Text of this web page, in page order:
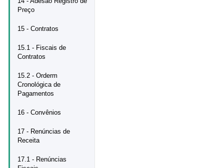
Preço
15 - Contratos
15.1 - Fiscais de
Contratos
15.2 - Orderm
Cronológica de
Pagamentos
16 - Convênios
17 - Renúncias de
Receita
17.1 - Renúncias